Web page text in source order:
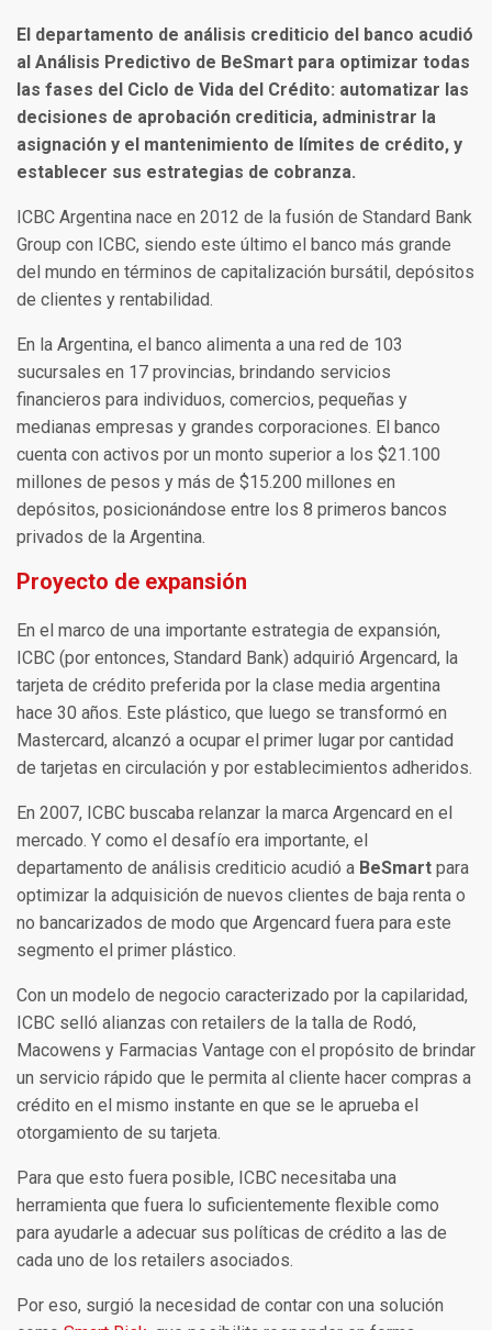
El departamento de análisis crediticio del banco acudió
al Análisis Predictivo de BeSmart para optimizar todas
las fases del Ciclo de Vida del Crédito: automatizar las
decisiones de aprobación crediticia, administrar la
asignación y el mantenimiento de límites de crédito, y
establecer sus estrategias de cobranza.
ICBC Argentina nace en 2012 de la fusión de Standard Bank
Group con ICBC, siendo este último el banco más grande
del mundo en términos de capitalización bursátil, depósitos
de clientes y rentabilidad.
En la Argentina, el banco alimenta a una red de 103
sucursales en 17 provincias, brindando servicios
financieros para individuos, comercios, pequeñas y
medianas empresas y grandes corporaciones. El banco
cuenta con activos por un monto superior a los $21.100
millones de pesos y más de $15.200 millones en
depósitos, posicionándose entre los 8 primeros bancos
privados de la Argentina.
Proyecto de expansión
En el marco de una importante estrategia de expansión,
ICBC (por entonces, Standard Bank) adquirió Argencard, la
tarjeta de crédito preferida por la clase media argentina
hace 30 años. Este plástico, que luego se transformó en
Mastercard, alcanzó a ocupar el primer lugar por cantidad
de tarjetas en circulación y por establecimientos adheridos.
En 2007, ICBC buscaba relanzar la marca Argencard en el
mercado. Y como el desafío era importante, el
departamento de análisis crediticio acudió a BeSmart para
optimizar la adquisición de nuevos clientes de baja renta o
no bancarizados de modo que Argencard fuera para este
segmento el primer plástico.
Con un modelo de negocio caracterizado por la capilaridad,
ICBC selló alianzas con retailers de la talla de Rodó,
Macowens y Farmacias Vantage con el propósito de brindar
un servicio rápido que le permita al cliente hacer compras a
crédito en el mismo instante en que se le aprueba el
otorgamiento de su tarjeta.
Para que esto fuera posible, ICBC necesitaba una
herramienta que fuera lo suficientemente flexible como
para ayudarle a adecuar sus políticas de crédito a las de
cada uno de los retailers asociados.
Por eso, surgió la necesidad de contar con una solución